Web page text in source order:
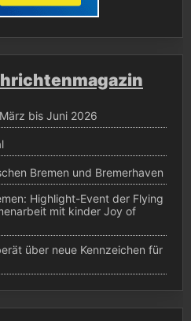
bis Juni 2026
Bremen und Bremerhaven
Highlight-Event der Flying
mit kinder Joy of
über neue Kennzeichen für